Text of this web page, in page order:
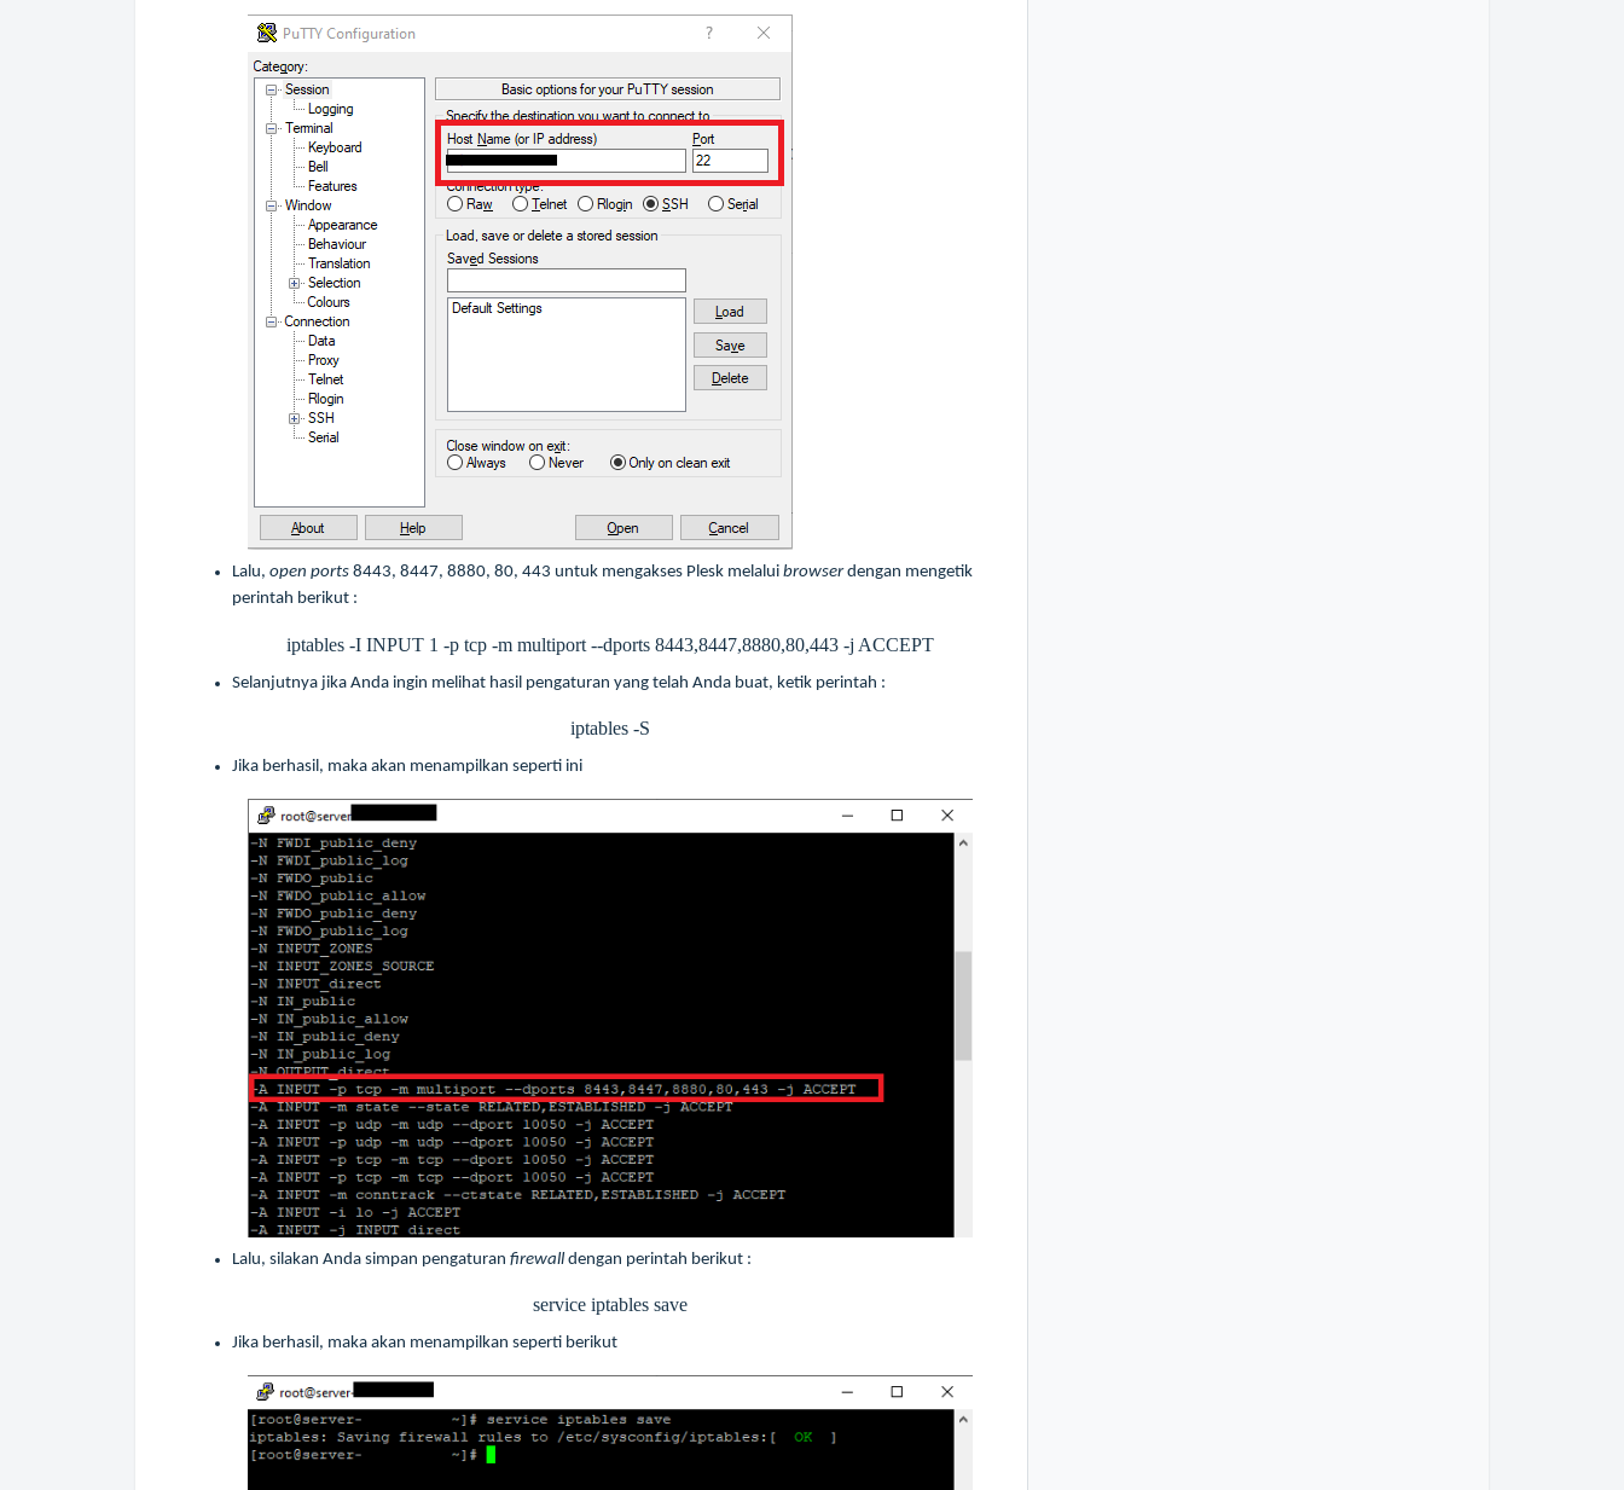
Lalu, open ports 8443, 8447, 8880, 80, 443 untuk mengakses Plesk melalui browserdengan mengetik
perintah berikut :
iptables -I INPUT 1 -p tcp -m multiport --dports 8443,8447,8880,80,443 -j ACCEPT
Selanjutnya jika Anda ingin melihat hasil pengaturan yang telah Anda buat, ketik perintah :
iptables -S
Jika berhasil, maka akan menampilkan seperti ini
Lalu, silakan Anda simpan pengaturan firewalldengan perintah berikut :
service iptables save
Jika berhasil, maka akan menampilkan seperti berikut